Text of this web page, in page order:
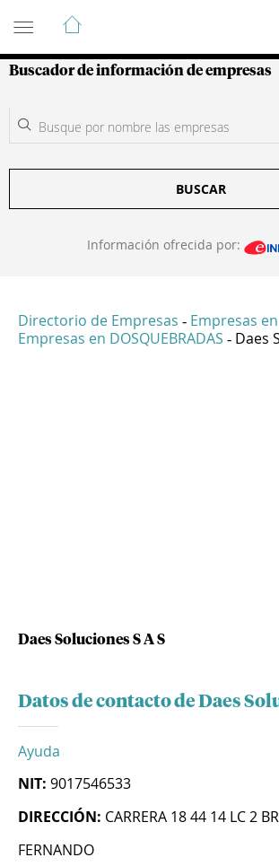
Guía de Empresas
Buscador de información de empresas
BUSCAR
Información ofrecida por:
Directorio de Empresas - Empresas en
Empresas en DOSQUEBRADAS - Daes
Daes Soluciones S A S
Datos de contacto de Daes
Ayuda
NIT: 9017546533
DIRECCIÓN: CARRERA 18 44 14 LC 2
FERNANDO